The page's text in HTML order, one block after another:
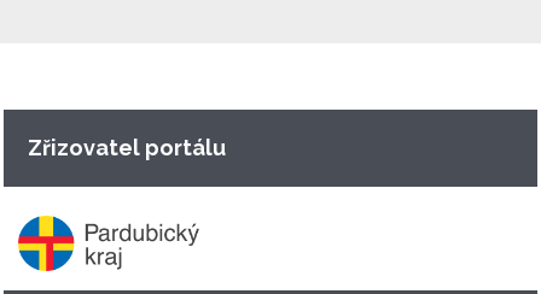
Zřizovatel portálu